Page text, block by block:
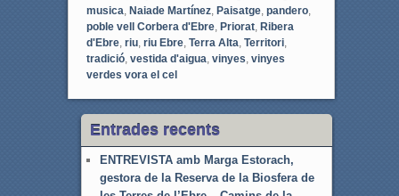
musica, Naiade Martínez, Paisatge, pandero,
poble vell Corbera d'Ebre, Priorat, Ribera
d'Ebre, riu, riu Ebre, Terra Alta, Territori,
tradició, vestida d'aigua, vinyes, vinyes
verdes vora el cel
Entrades recents
ENTREVISTA amb Marga Estorach,
gestora de la Reserva de la Biosfera de